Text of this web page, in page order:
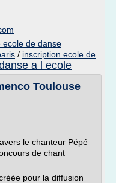
ecole de danse
/ inscription ecole de
a l ecole
Toulouse
le chanteur Pépé
de chant
pour la diffusion